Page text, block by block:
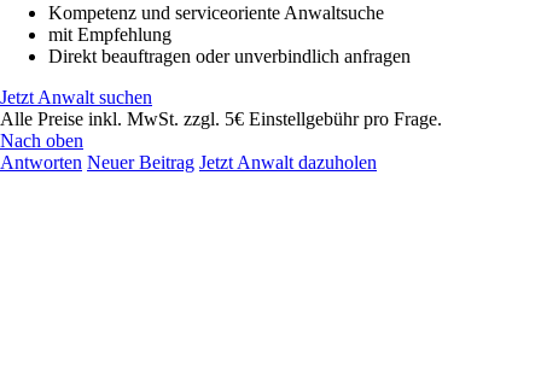
Kompetenz und serviceoriente Anwaltsuche
mit Empfehlung
Direkt beauftragen oder unverbindlich anfragen
Jetzt Anwalt suchen
Alle Preise inkl. MwSt. zzgl. 5€ Einstellgebühr pro Frage.
Nach oben
Antworten Neuer Beitrag Jetzt Anwalt dazuholen